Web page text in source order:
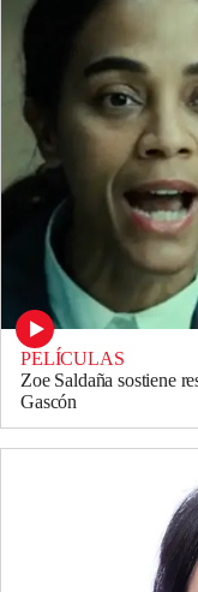
PELÍCULAS
Zoe Saldaña sostiene
Gascón